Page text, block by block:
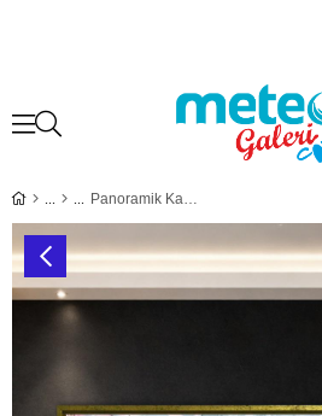
Panoramik Kanvas Tablo Soyut Mermer Efektli Pudra&Mavi Çerçeveli Dekoratif Duvara Hazır